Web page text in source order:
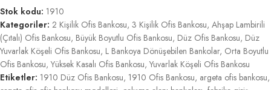
Stok kodu: 1910
Kategoriler: 2 Kişilik Ofis Bankosu, 3 Kişilik Ofis Bankosu, Ahşap Lambirili
(Çıtalı) Ofis Bankosu, Büyük Boyutlu Ofis Bankosu, Düz Ofis Bankosu, Düz
Yuvarlak Köşeli Ofis Bankosu, L Bankoya Dönüşebilen Bankolar, Orta Boyutlu
Ofis Bankosu, Yüksek Kasalı Ofis Bankosu, Yuvarlak Köşeli Ofis Bankosu
Etiketler: 1910 Düz Ofis Bankosu, 1910 Ofis Bankosu, argeta ofis bankosu,